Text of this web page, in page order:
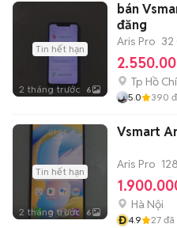
Tin hết hạn
2 tháng trước 6
bán
đăng
Aris Pro 32
Tp Hồ
5.0 390
Tin hết hạn
2 tháng trước 6
Vsmart
Aris Pro
Hà Nội
Đ4.9 27 đã